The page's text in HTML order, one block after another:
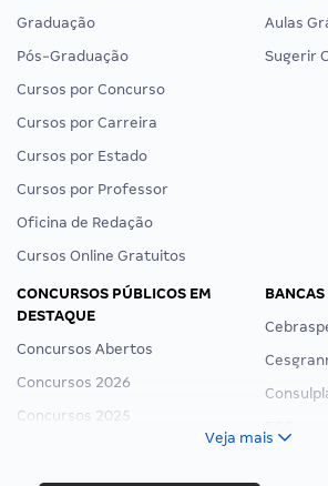
Graduação
Pós-Graduação
Cursos por Concurso
Cursos por Carreira
Cursos por Estado
Cursos por Professor
Oficina de Redação
Cursos Online Gratuitos
Aulas
Sugerir
CONCURSOS PÚBLICOS EM
DESTAQUE
Concursos Abertos
Concursos 2026
Concursos 2025
Concurso Ibama
BANCAS
Veja mais